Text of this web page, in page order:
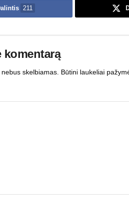
211
komentarą
skelbiamas. Būtini laukeliai